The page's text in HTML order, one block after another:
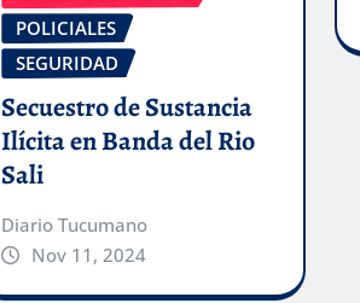
POLICIALES
SEGURIDAD
Secuestro de Sustancia
Ilícita en Banda del Rio
Sali
Diario Tucumano
Nov 11, 2024